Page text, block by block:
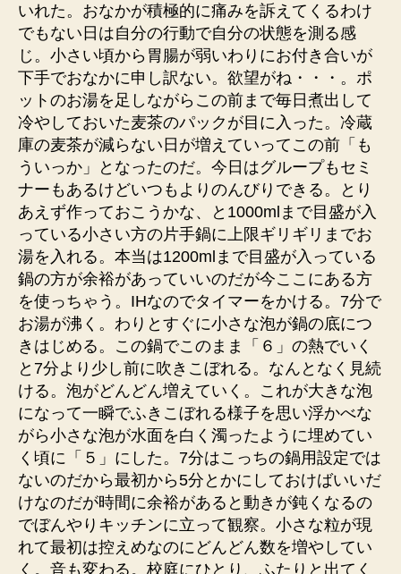
いれた。おなかが積極的に痛みを訴えてくるわけ
でもない日は自分の行動で自分の状態を測る感
じ。小さい頃から胃腸が弱いわりにお付き合いが
下手でおなかに申し訳ない。欲望がね・・・。ポ
ットのお湯を足しながらこの前まで毎日煮出して
冷やしておいた麦茶のパックが目に入った。冷蔵
庫の麦茶が減らない日が増えていってこの前「も
ういっか」となったのだ。今日はグループもセミ
ナーもあるけどいつもよりのんびりできる。とり
あえず作っておこうかな、と1000mlまで目盛が入
っている小さい方の片手鍋に上限ギリギリまでお
湯を入れる。本当は1200mlまで目盛が入っている
鍋の方が余裕があっていいのだが今ここにある方
を使っちゃう。IHなのでタイマーをかける。7分で
お湯が沸く。わりとすぐに小さな泡が鍋の底につ
きはじめる。この鍋でこのまま「６」の熱でいく
と7分より少し前に吹きこぼれる。なんとなく見続
ける。泡がどんどん増えていく。これが大きな泡
になって一瞬でふきこぼれる様子を思い浮かべな
がら小さな泡が水面を白く濁ったように埋めてい
く頃に「５」にした。7分はこっちの鍋用設定では
ないのだから最初から5分とかにしておけばいいだ
けなのだが時間に余裕があると動きが鈍くなるの
でぼんやりキッチンに立って観察。小さな粒が現
れて最初は控えめなのにどんどん数を増やしてい
く。音も変わる。校庭にひとり、ふたりと出てく